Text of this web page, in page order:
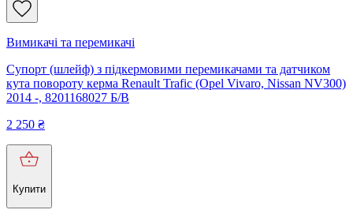
Вимикачі та перемикачі
Супорт (шлейф) з підкермовими перемикачами та датчиком
кута повороту керма Renault Trafic (Opel Vivaro, Nissan NV300)
2014 -, 8201168027 Б/В
2 250 ₴
Купити